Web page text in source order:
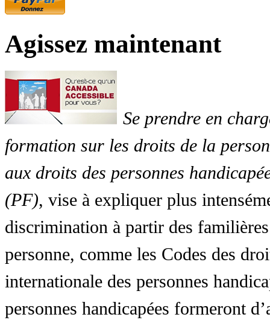
Agissez maintenant
Se prendre en
formation sur les droits de la
aux droits des personnes
(PF), vise à expliquer plus
discrimination à partir des
personne, comme les Codes des
internationale des personnes
personnes handicapées formeront